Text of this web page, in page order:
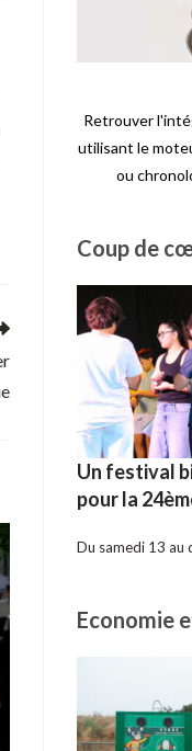
Retrouver
utilisant le
ou
Coup de
Un festival
pour la
Du samedi 13 au
Economie